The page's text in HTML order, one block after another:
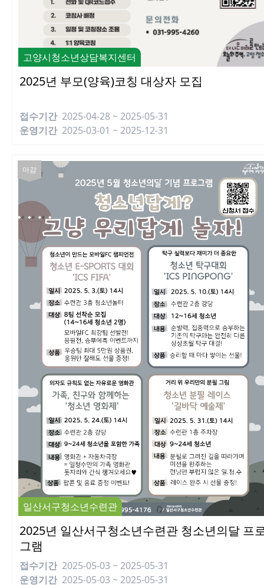
고양시청소년상담복지센터
2025년 부모(양육)코칭 대상자 모집
접수기간 2025-04-28 ~ 2025-05-31
운영기간 2025-03-01 ~ 2025-12-31
일산서구청소년수련관
2025년 일산서구청소년수련관 청소년의달 프
그램
접수기간 2025-05-03 ~ 2025-05-31
운영기간 2025-05-03 ~ 2025-05-31
마감